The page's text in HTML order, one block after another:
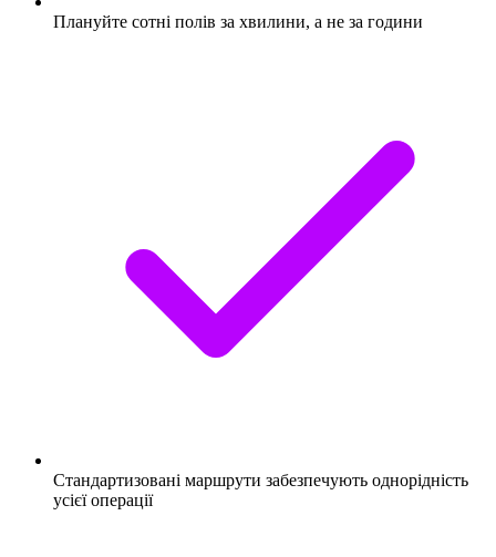
Плануйте сотні полів за хвилини, а не за години
Стандартизовані маршрути забезпечують однорідність
усієї операції